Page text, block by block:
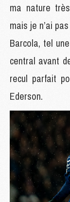
ma nature
mais je n’ai
Barcola, tel
central avant
recul parfait
Ederson.